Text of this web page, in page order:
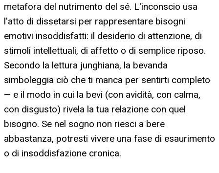
metafora del nutrimento del sé. L'inconscio usa
l'atto di dissetarsi per rappresentare bisogni
emotivi insoddisfatti: il desiderio di attenzione, di
stimoli intellettuali, di affetto o di semplice riposo.
Secondo la lettura junghiana, la bevanda
simboleggia ciò che ti manca per sentirti completo
— e il modo in cui la bevi (con avidità, con calma,
con disgusto) rivela la tua relazione con quel
bisogno. Se nel sogno non riesci a bere
abbastanza, potresti vivere una fase di esaurimento
o di insoddisfazione cronica.